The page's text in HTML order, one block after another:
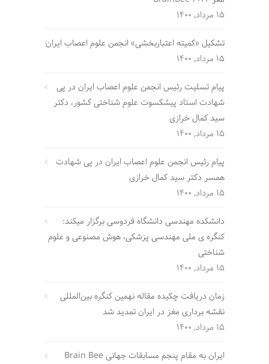
15 مرداد, 1400
تشکیل «کمیته اعتباربخشی» انجمن علوم اعصاب ایران
15 مرداد, 1400
پیام تسلیت رئیس انجمن علوم اعصاب ایران در پی
شهادت استاد پیشکسوت علوم شناختی کشور، دکتر
سید کمال خرازی
15 مرداد, 1400
پیام رئیس انجمن علوم اعصاب ایران در پی شهادت
همسر دکتر سید کمال خرازی
15 مرداد, 1400
دانشکده مهندسی دانشگاه فردوسی برگزار میکند:
کنگره ی ملی مهندسی پزشکی، هوش مصنوعی و علوم
شناختی
15 مرداد, 1400
زمان دریافت چکیده مقاله نهمین کنگره بین‌المللی
نقشه برداری مغز در ایران تمدید شد
15 مرداد, 1400
ایران به مقام پنجم مسابقات جهانی Brain Bee